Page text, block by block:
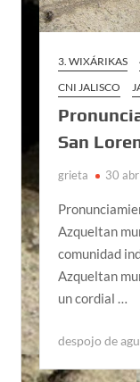
3. WIXÁRIKAS
CNI JALISCO
San
grieta 30
Azqueltan
comunidad
Azqueltan
un cordial …
despojo de